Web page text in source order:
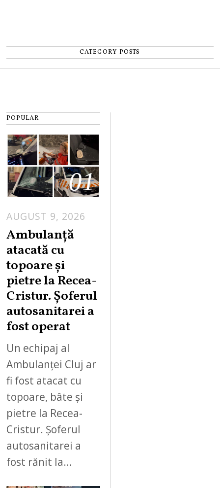
CATEGORY POSTS
POPULAR
01
AUGUST 9, 2026
Ambulanță
atacată cu
topoare și
pietre la Recea-
Cristur. Șoferul
autosanitarei a
fost operat
Un echipaj al
Ambulanței Cluj ar
fi fost atacat cu
topoare, bâte și
pietre la Recea-
Cristur. Șoferul
autosanitarei a
fost rănit la…